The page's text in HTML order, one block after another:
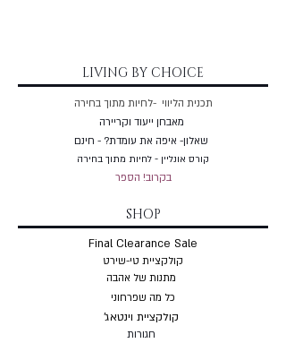
LIVING BY CHOICE
תכנית הליווי -לחיות מתוך בחירה
מאבחן ייעוד וקריירה
שאלון- איפה את עומדת? - חינם
קורס אונליין - לחיות מתוך בחירה
בקרוב! הספר
SHOP
Final Clearance Sale
קולקציית טי-שירט
מתנות של אהבה
כל מה שפרחוני
קולקציית וינטאג'
חגורות